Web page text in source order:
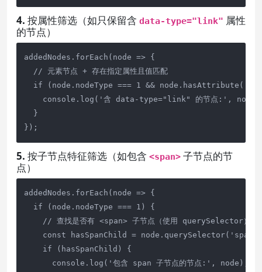
4. 按属性筛选（如只保留含 data-type="link" 属性
的节点）
addedNodes.forEach(node => {
  // 元素节点 + 存在指定属性且值匹配
if (node.nodeType === 1 &&
console.log('含 data-type="link" 的节点:',
  }
});
5. 按子节点特征筛选（如包含 <span> 子节点的节
点）
addedNodes.forEach(node => {
  if (node.nodeType === 1) {
    // 查找是否有 <span> 子节点（使用 querySelector）
const hasSpanChild =
    if (hasSpanChild) {
      console.log('包含 span 子节点的节点:', node);